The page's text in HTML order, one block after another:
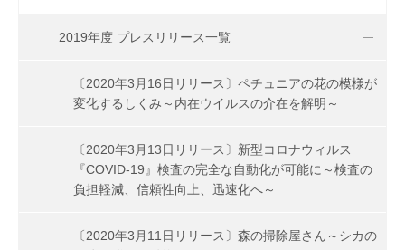
2019年度 プレスリリース一覧
〔2020年3月16日リリース〕ペチュニアの花の模様が
変化するしくみ～内在ウイルスの介在を解明～
〔2020年3月13日リリース〕新型コロナウィルス
『COVID-19』検査の完全な自動化が可能に～検査の
負担軽減、信頼性向上、迅速化へ～
〔2020年3月11日リリース〕森の掃除屋さん～シカの